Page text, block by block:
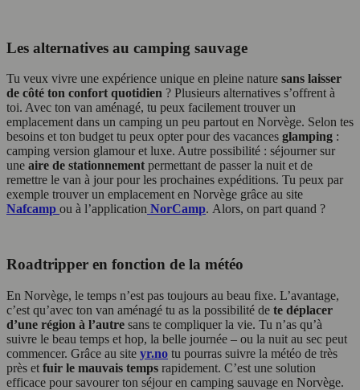
Les alternatives au camping sauvage
Tu veux vivre une expérience unique en pleine nature sans laisser
de côté ton confort quotidien ? Plusieurs alternatives s’offrent à
toi. Avec ton van aménagé, tu peux facilement trouver un
emplacement dans un camping un peu partout en Norvège. Selon tes
besoins et ton budget tu peux opter pour des vacances glamping :
camping version glamour et luxe. Autre possibilité : séjourner sur
une aire de stationnement permettant de passer la nuit et de
remettre le van à jour pour les prochaines expéditions. Tu peux par
exemple trouver un emplacement en Norvège grâce au site
Nafcamp ou à l’application NorCamp. Alors, on part quand ?
Roadtripper en fonction de la météo
En Norvège, le temps n’est pas toujours au beau fixe. L’avantage,
c’est qu’avec ton van aménagé tu as la possibilité de te déplacer
d’une région à l’autre sans te compliquer la vie. Tu n’as qu’à
suivre le beau temps et hop, la belle journée – ou la nuit au sec peut
commencer. Grâce au site yr.no tu pourras suivre la météo de très
près et fuir le mauvais temps rapidement. C’est une solution
efficace pour savourer ton séjour en camping sauvage en Norvège.